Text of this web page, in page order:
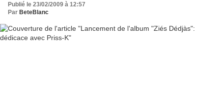
Publié le 23/02/2009 à 12:57
Par BeteBlanc